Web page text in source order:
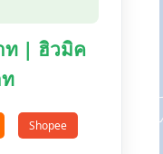
ท | ฮิวมิค
Shopee